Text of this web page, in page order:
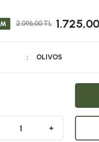
2.096,00 TL
OLIVOS